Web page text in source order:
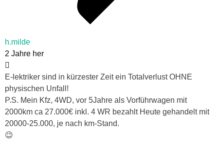
h.milde
2 Jahre her
E-lektriker sind in kürzester Zeit ein Totalverlust OHNE
physischen Unfall!
P.S. Mein Kfz, 4WD, vor 5Jahre als Vorführwagen mit
2000km ca 27.000€ inkl. 4 WR bezahlt Heute gehandelt mit
20000-25.000, je nach km-Stand.
😉